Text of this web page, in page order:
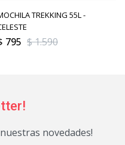
TREKKING 55L -
795 $1.590
novedades!